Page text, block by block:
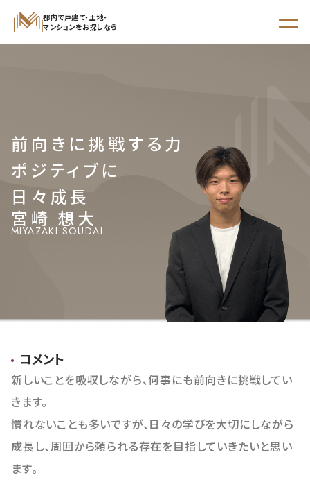
都内で戸建て・土地・
マンションをお探しなら
前向きに挑戦する力
ポジティブに
日々成長
宮崎 想大
MIYAZAKI SOUDAI
コメント
新しいことを吸収しながら、何事にも前向きに挑戦してい
きます。
慣れないことも多いですが、日々の学びを大切にしながら
成長し、周囲から頼られる存在を目指していきたいと思い
ます。
エリア
でさがす
沿線・駅
でさがす
でさがす
新着物件